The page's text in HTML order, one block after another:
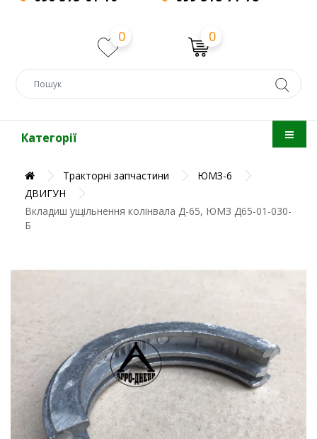
0 0
Категорії
Тракторні запчастини
ЮМЗ-6
ДВИГУН
Вкладиш ущільнення колінвала Д-65, ЮМЗ Д65-01-030-
Б